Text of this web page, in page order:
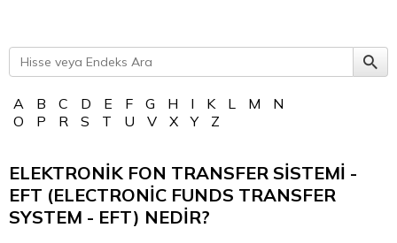
A B C D E F G H I K L M
N
O
P R S T U V X Y Z
ELEKTRONİK FON TRANSFER SİSTEMİ -
EFT (ELECTRONİC FUNDS TRANSFER
SYSTEM - EFT) NEDİR?